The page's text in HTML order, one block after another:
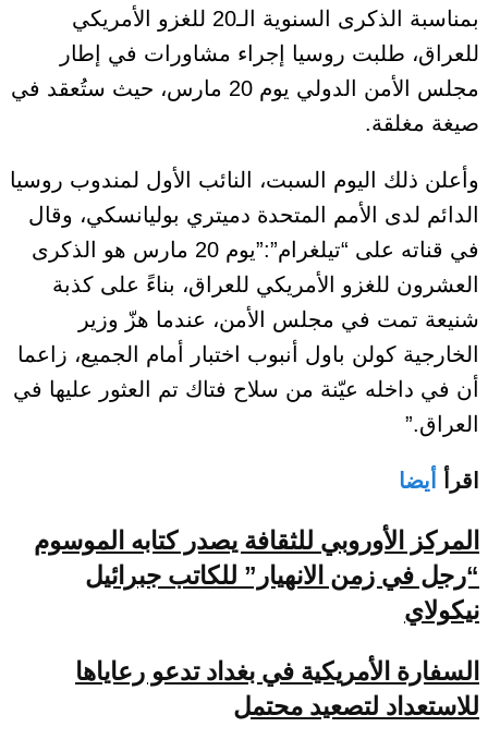
بمناسبة الذكرى السنوية الـ20 للغزو الأمريكي
للعراق، طلبت روسيا إجراء مشاورات في إطار
مجلس الأمن الدولي يوم 20 مارس، حيث ستُعقد في
صيغة مغلقة.
وأعلن ذلك اليوم السبت، النائب الأول لمندوب روسيا
الدائم لدى الأمم المتحدة دميتري بوليانسكي، وقال
في قناته على “تيلغرام”:”يوم 20 مارس هو الذكرى
العشرون للغزو الأمريكي للعراق، بناءً على كذبة
شنيعة تمت في مجلس الأمن، عندما هزّ وزير
الخارجية كولن باول أنبوب اختبار أمام الجميع، زاعما
أن في داخله عيّنة من سلاح فتاك تم العثور عليها في
العراق.”
اقرأ أيضا
المركز الأوروبي للثقافة يصدر كتابه الموسوم
“رجل في زمن الانهيار” للكاتب جبرائيل
نيكولاي
السفارة الأمريكية في بغداد تدعو رعاياها
للاستعداد لتصعيد محتمل